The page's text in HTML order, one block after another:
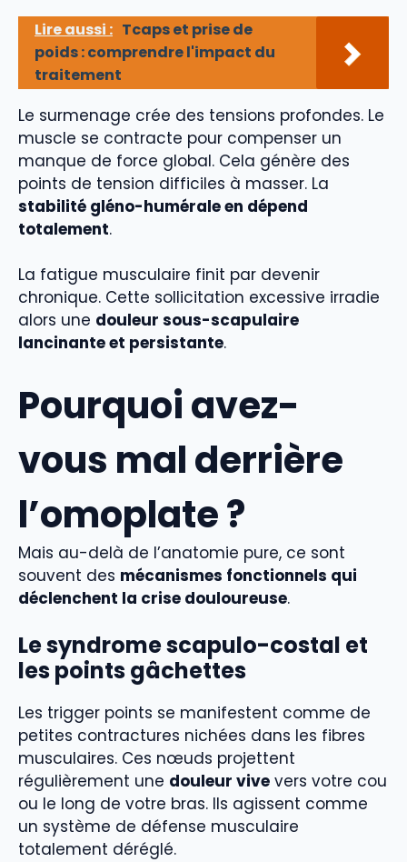
Lire aussi : Tcaps et prise de
poids : comprendre l'impact du
traitement
Le surmenage crée des tensions profondes. Le
muscle se contracte pour compenser un
manque de force global. Cela génère des
points de tension difficiles à masser. La
stabilité gléno-humérale en dépend
totalement.
La fatigue musculaire finit par devenir
chronique. Cette sollicitation excessive irradie
alors une douleur sous-scapulaire
lancinante et persistante.
Pourquoi avez-
vous mal derrière
l’omoplate ?
Mais au-delà de l’anatomie pure, ce sont
souvent des mécanismes fonctionnels qui
déclenchent la crise douloureuse.
Le syndrome scapulo-costal et
les points gâchettes
Les trigger points se manifestent comme de
petites contractures nichées dans les fibres
musculaires. Ces nœuds projettent
régulièrement une douleur vive vers votre cou
ou le long de votre bras. Ils agissent comme
un système de défense musculaire
totalement déréglé.